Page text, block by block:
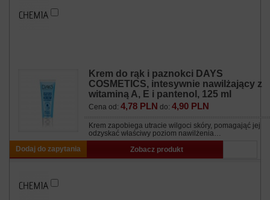
Krem do rąk i paznokci DAYS
COSMETICS, intesywnie nawilżający z
witaminą A, E i pantenol, 125 ml
Cena od: 4,78 PLN do: 4,90 PLN
Krem zapobiega utracie wilgoci skóry, pomagająć jej
odzyskać właściwy poziom nawilżenia…
Dodaj do zapytania
Zobacz produkt